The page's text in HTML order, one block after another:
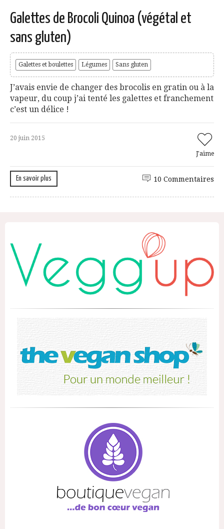
Galettes de Brocoli Quinoa (végétal et
sans gluten)
Galettes et boulettes Légumes Sans gluten
J’avais envie de changer des brocolis en gratin ou à la
vapeur, du coup j’ai tenté les galettes et franchement
c’est un délice !
20 juin 2015
J'aime
En savoir plus 10 Commentaires